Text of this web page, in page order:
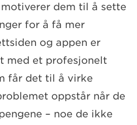
dem til å sette
for å få mer
og appen er
med et profesjonelt
får det til å virke
oppstår når de
– noe de ikke